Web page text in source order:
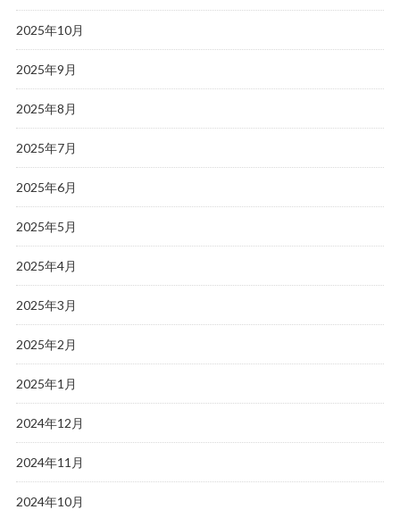
2025年10月
2025年9月
2025年8月
2025年7月
2025年6月
2025年5月
2025年4月
2025年3月
2025年2月
2025年1月
2024年12月
2024年11月
2024年10月